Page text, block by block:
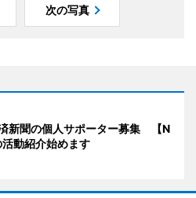
次の写真
新聞の個人サポーター募集 【N
動紹介始めます